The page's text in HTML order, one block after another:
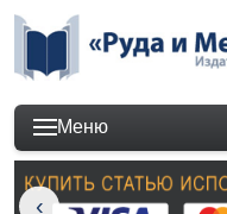
Меню